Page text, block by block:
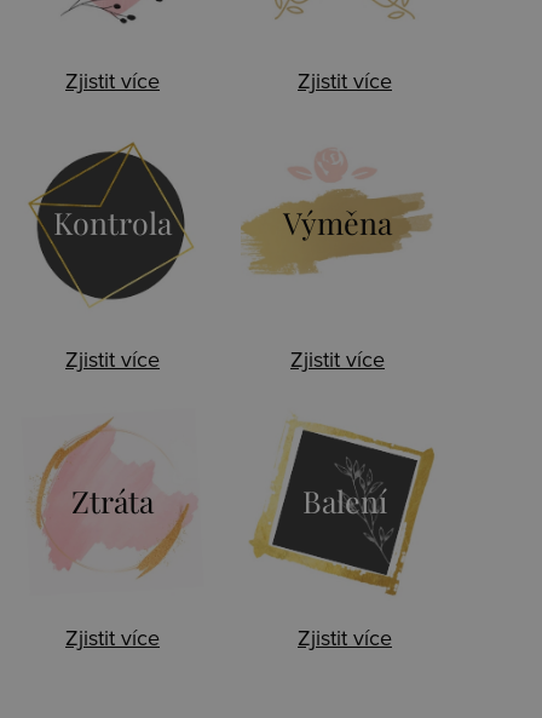
Zjistit více Zjistit více
Kontrola
Zjistit více
Výměna
Zjistit více
Ztráta
Zjistit více
Balení
Zjistit více